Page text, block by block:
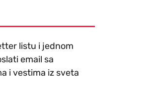
listu i jednom
email sa
i vestima iz sveta